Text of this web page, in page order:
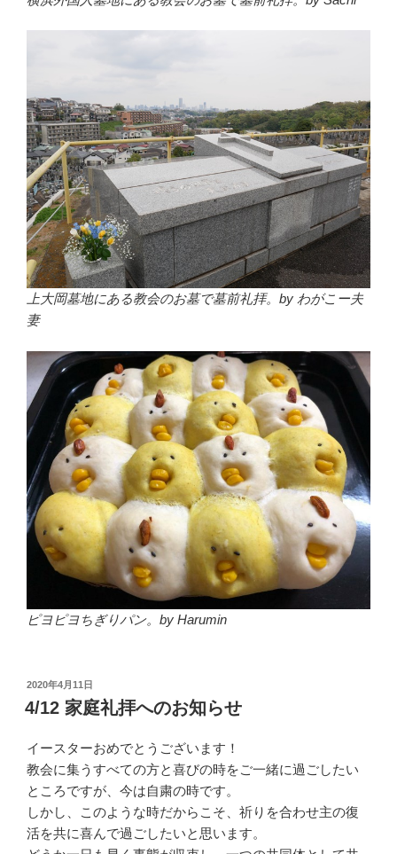
上大岡墓地にある教会のお墓で墓前礼拝。by わがこー夫
妻
ピヨピヨちぎりパン。by Harumin
投
稿
日:
2020年4月11日
4/12 家庭礼拝へのお知らせ
イースターおめでとうございます！
教会に集うすべての方と喜びの時をご一緒に過ごしたい
ところですが、今は自粛の時です。
しかし、このような時だからこそ、祈りを合わせ主の復
活を共に喜んで過ごしたいと思います。